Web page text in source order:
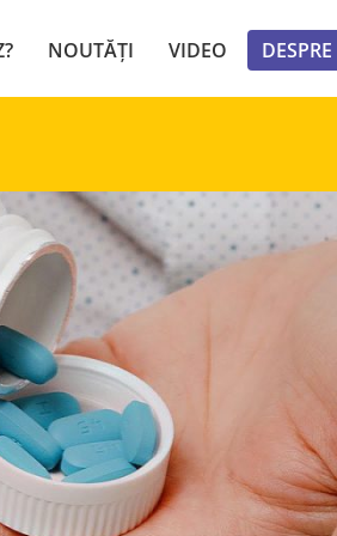
NOUTĂȚI VIDEO